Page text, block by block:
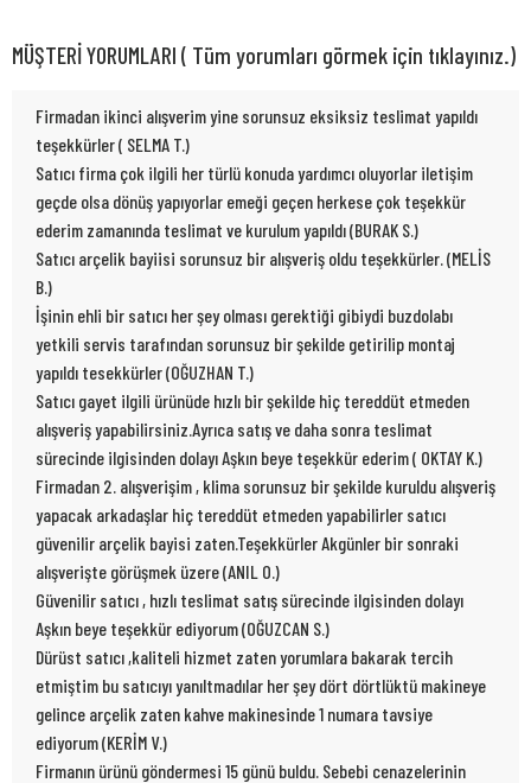
MÜŞTERİ YORUMLARI ( Tüm yorumları görmek için tıklayınız.)
Firmadan ikinci alışverim yine sorunsuz eksiksiz teslimat yapıldı
teşekkürler ( SELMA T.)
Satıcı firma çok ilgili her türlü konuda yardımcı oluyorlar iletişim
geçde olsa dönüş yapıyorlar emeği geçen herkese çok teşekkür
ederim zamanında teslimat ve kurulum yapıldı (BURAK S.)
Satıcı arçelik bayiisi sorunsuz bir alışveriş oldu teşekkürler. (MELİS
B.)
İşinin ehli bir satıcı her şey olması gerektiği gibiydi buzdolabı
yetkili servis tarafından sorunsuz bir şekilde getirilip montaj
yapıldı tesekkürler (OĞUZHAN T.)
Satıcı gayet ilgili ürünüde hızlı bir şekilde hiç tereddüt etmeden
alışveriş yapabilirsiniz.Ayrıca satış ve daha sonra teslimat
sürecinde ilgisinden dolayı Aşkın beye teşekkür ederim ( OKTAY K.)
Firmadan 2. alışverişim , klima sorunsuz bir şekilde kuruldu alışveriş
yapacak arkadaşlar hiç tereddüt etmeden yapabilirler satıcı
güvenilir arçelik bayisi zaten.Teşekkürler Akgünler bir sonraki
alışverişte görüşmek üzere (ANIL O.)
Güvenilir satıcı , hızlı teslimat satış sürecinde ilgisinden dolayı
Aşkın beye teşekkür ediyorum (OĞUZCAN S.)
Dürüst satıcı ,kaliteli hizmet zaten yorumlara bakarak tercih
etmiştim bu satıcıyı yanıltmadılar her şey dört dörtlüktü makineye
gelince arçelik zaten kahve makinesinde 1 numara tavsiye
ediyorum (KERİM V.)
Firmanın ürünü göndermesi 15 günü buldu. Sebebi cenazelerinin